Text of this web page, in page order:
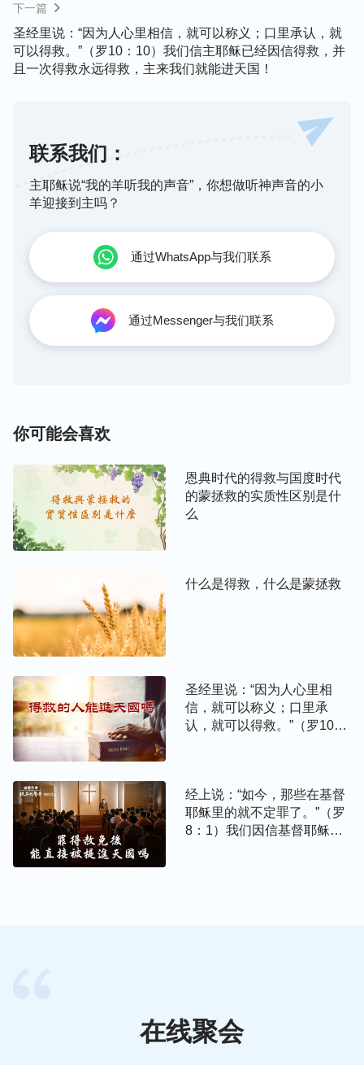
下一篇
圣经里说：“因为人心里相信，就可以称义；口里承认，就
可以得救。”（罗10：10）我们信主耶稣已经因信得救，并
且一次得救永远得救，主来我们就能进天国！
联系我们：
主耶稣说“我的羊听我的声音”，你想做听神声音的小
羊迎接到主吗？
通过WhatsApp与我们联系
通过Messenger与我们联系
你可能会喜欢
恩典时代的得救与国度时代
的蒙拯救的实质性区别是什
么
什么是得救，什么是蒙拯救
圣经里说：“因为人心里相
信，就可以称义；口里承
认，就可以得救。”（罗10：
经上说：“如今，那些在基督
耶稣里的就不定罪了。”（罗
8：1）我们因信基督耶稣就
在线聚会